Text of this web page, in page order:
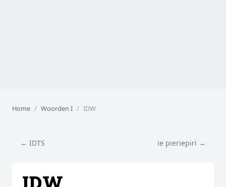
Home Woorden I IDW
← IDTS ie pieriepiri →